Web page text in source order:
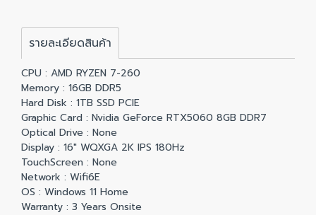
รายละเอียดสินค้า
CPU : AMD RYZEN 7-260
Memory : 16GB DDR5
Hard Disk : 1TB SSD PCIE
Graphic Card : Nvidia GeForce RTX5060 8GB DDR7
Optical Drive : None
Display : 16″ WQXGA 2K IPS 180Hz
TouchScreen : None
Network : Wifi6E
OS : Windows 11 Home
Warranty : 3 Years Onsite